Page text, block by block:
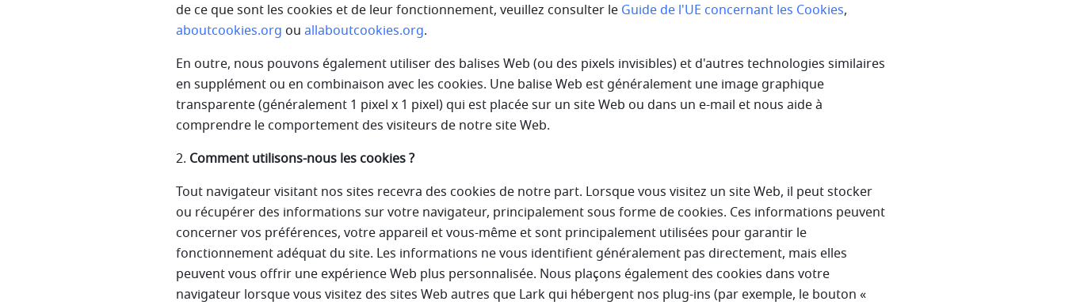
de ce que sont les cookies et de leur fonctionnement, veuillez consulter le Guide de l'UE concernant les Cookies,
aboutcookies.org ou allaboutcookies.org.
En outre, nous pouvons également utiliser des balises Web (ou des pixels invisibles) et d'autres technologies similaires
en supplément ou en combinaison avec les cookies. Une balise Web est généralement une image graphique
transparente (généralement 1 pixel x 1 pixel) qui est placée sur un site Web ou dans un e-mail et nous aide à
comprendre le comportement des visiteurs de notre site Web.
2. Comment utilisons-nous les cookies ?
Tout navigateur visitant nos sites recevra des cookies de notre part. Lorsque vous visitez un site Web, il peut stocker
ou récupérer des informations sur votre navigateur, principalement sous forme de cookies. Ces informations peuvent
concerner vos préférences, votre appareil et vous-même et sont principalement utilisées pour garantir le
fonctionnement adéquat du site. Les informations ne vous identifient généralement pas directement, mais elles
peuvent vous offrir une expérience Web plus personnalisée. Nous plaçons également des cookies dans votre
navigateur lorsque vous visitez des sites Web autres que Lark qui hébergent nos plug-ins (par exemple, le bouton «